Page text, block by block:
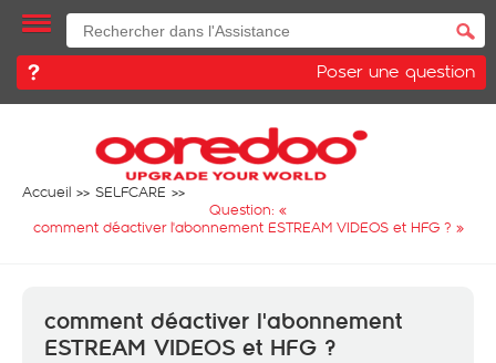
Poser une question
Accueil
SELFCARE
Question: «
comment déactiver l'abonnement ESTREAM VIDEOS et HFG ? »
comment déactiver l'abonnement
ESTREAM VIDEOS et HFG ?